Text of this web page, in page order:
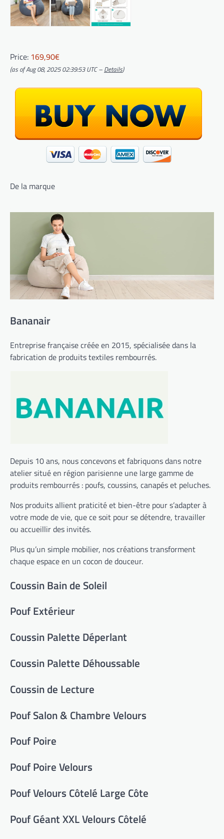
Price: 169,90€
(as of Aug 08, 2025 02:39:53 UTC – Details)
De la marque
Bananair
Entreprise française créée en 2015, spécialisée dans la
fabrication de produits textiles rembourrés.
Depuis 10 ans, nous concevons et fabriquons dans notre
atelier situé en région parisienne une large gamme de
produits rembourrés : poufs, coussins, canapés et peluches.
Nos produits allient praticité et bien-être pour s’adapter à
votre mode de vie, que ce soit pour se détendre, travailler
ou accueillir des invités.
Plus qu’un simple mobilier, nos créations transforment
chaque espace en un cocon de douceur.
Coussin Bain de Soleil
Pouf Extérieur
Coussin Palette Déperlant
Coussin Palette Déhoussable
Coussin de Lecture
Pouf Salon & Chambre Velours
Pouf Poire
Pouf Poire Velours
Pouf Velours Côtelé Large Côte
Pouf Géant XXL Velours Côtelé